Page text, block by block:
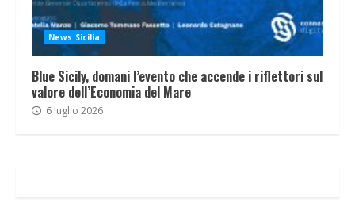
News Sicilia
Blue Sicily, domani l’evento che accende i riflettori sul
valore dell’Economia del Mare
6 luglio 2026